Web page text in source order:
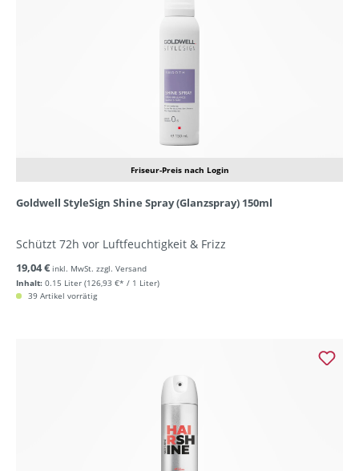
Friseur-Preis nach Login
Goldwell StyleSign Shine Spray (Glanzspray) 150ml
Schützt 72h vor Luftfeuchtigkeit & Frizz
Inhalt: 0.15 Liter (126,93 €* / 1 Liter)
19,04 € inkl. MwSt. zzgl. Versand
39 Artikel vorrätig